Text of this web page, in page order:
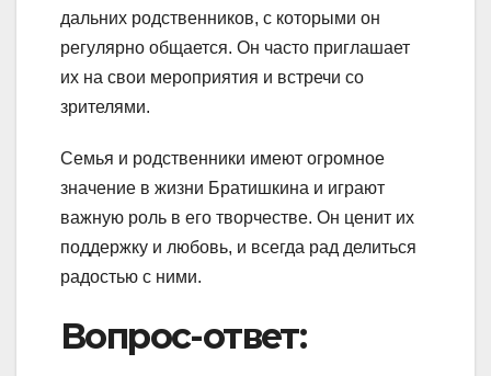
дальних родственников, с которыми он
регулярно общается. Он часто приглашает
их на свои мероприятия и встречи со
зрителями.
Семья и родственники имеют огромное
значение в жизни Братишкина и играют
важную роль в его творчестве. Он ценит их
поддержку и любовь, и всегда рад делиться
радостью с ними.
Вопрос-ответ: